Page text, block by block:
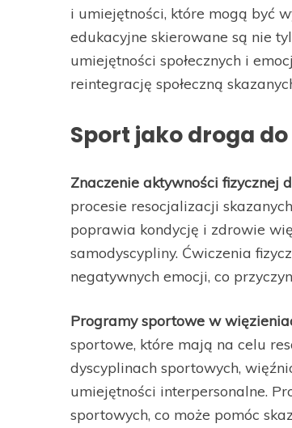
i umiejętności, które mogą być
edukacyjne skierowane są nie
umiejętności społecznych i
reintegrację społeczną
Sport jako droga
Znaczenie aktywności fizycznej
procesie resocjalizacji
poprawia kondycję i zdrowie
samodyscypliny. Ćwiczenia
negatywnych emocji, co
Programy sportowe w
sportowe, które mają na celu
dyscyplinach sportowych,
umiejętności interpersonalne.
sportowych, co może pomóc